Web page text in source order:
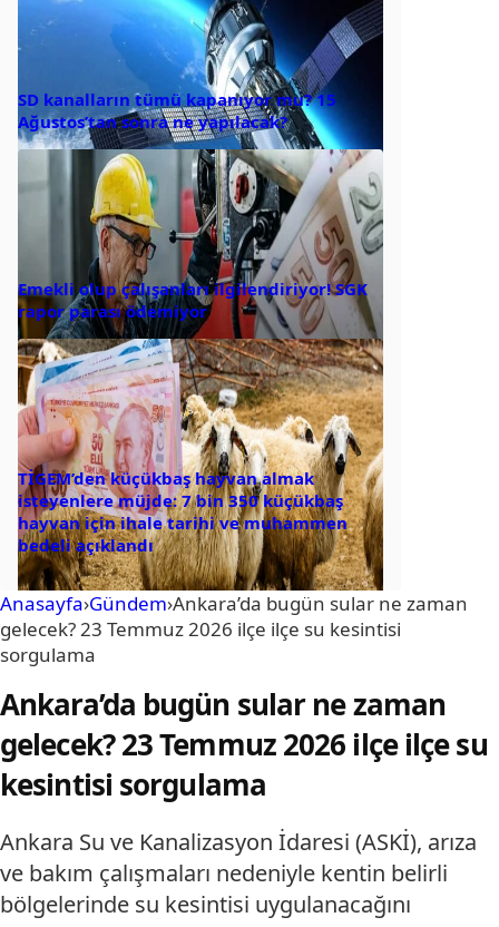
SD kanalların tümü kapanıyor mu? 15
Ağustos’tan sonra ne yapılacak?
Emekli olup çalışanları ilgilendiriyor! SGK
rapor parası ödemiyor
TİGEM’den küçükbaş hayvan almak
isteyenlere müjde: 7 bin 350 küçükbaş
hayvan için ihale tarihi ve muhammen
bedeli açıklandı
Anasayfa›Gündem›Ankara’da bugün sular ne zaman
gelecek? 23 Temmuz 2026 ilçe ilçe su kesintisi
sorgulama
Ankara’da bugün sular ne zaman
gelecek? 23 Temmuz 2026 ilçe ilçe su
kesintisi sorgulama
Ankara Su ve Kanalizasyon İdaresi (ASKİ), arıza
ve bakım çalışmaları nedeniyle kentin belirli
bölgelerinde su kesintisi uygulanacağını